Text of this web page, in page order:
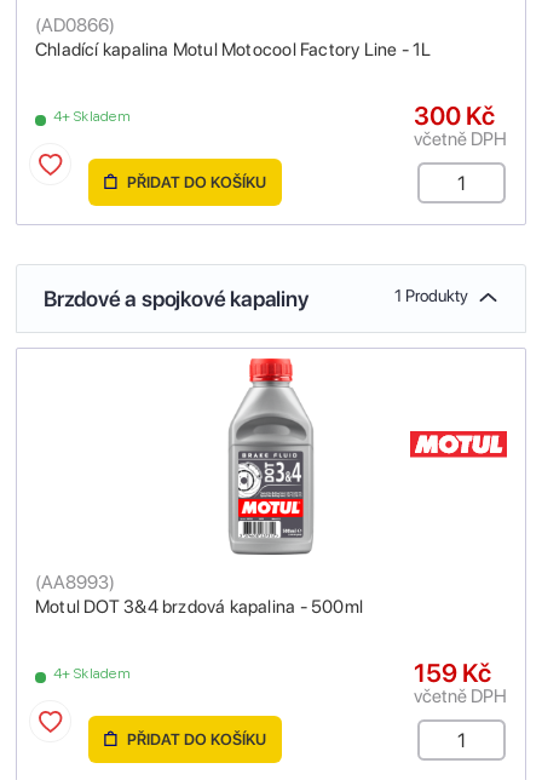
Chladící kapalina Motul Motocool Factory Line - 1L
(AD0866)
4+ Skladem 300 Kč
včetně DPH
PŘIDAT DO KOŠÍKU
Brzdové a spojkové kapaliny 1 Produkty
Motul DOT 3&4 brzdová kapalina - 500ml
(AA8993)
4+ Skladem 159 Kč
včetně DPH
PŘIDAT DO KOŠÍKU